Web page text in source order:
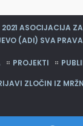
ASOCIJACIJA ZA
(ADI) SVA
PROJEKTI
ZLOČIN IZ